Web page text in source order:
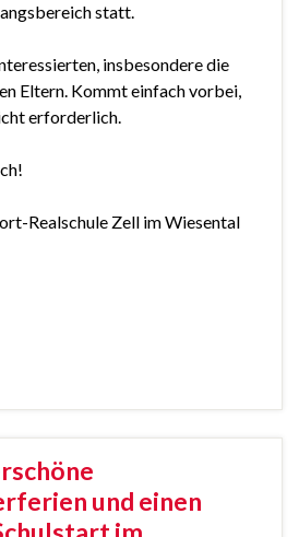
statt.
insbesondere die
Eltern. Kommt einfach vorbei,
erforderlich.
Realschule Zell im Wiesental
und einen